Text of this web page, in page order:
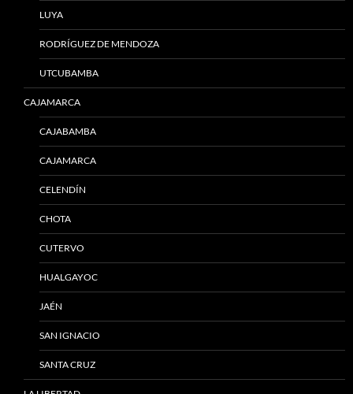
LUYA
RODRÍGUEZ DE MENDOZA
UTCUBAMBA
CAJAMARCA
CAJABAMBA
CAJAMARCA
CELENDÍN
CHOTA
CUTERVO
HUALGAYOC
JAÉN
SAN IGNACIO
SANTA CRUZ